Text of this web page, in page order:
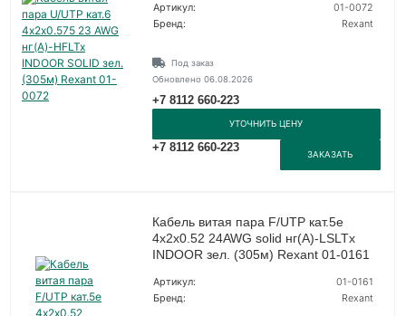
Артикул:
01-0072
Бренд:
Rexant
Под заказ
Обновлено 06.08.2026
+7 8112 660-223
УТОЧНИТЬ ЦЕНУ
+7 8112 660-223
ЗАКАЗАТЬ
Кабель витая пара F/UTP кат.5e
4х2х0.52 24AWG solid нг(А)-LSLTx
INDOOR зел. (305м) Rexant 01-0161
Артикул:
01-0161
Бренд:
Rexant